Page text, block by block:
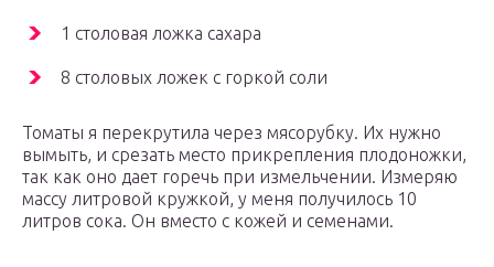
1 столовая ложка сахара
8 столовых ложек с горкой соли
Томаты я перекрутила через мясорубку. Их нужно
вымыть, и срезать место прикрепления плодоножки,
так как оно дает горечь при измельчении. Измеряю
массу литровой кружкой, у меня получилось 10
литров сока. Он вместо с кожей и семенами.